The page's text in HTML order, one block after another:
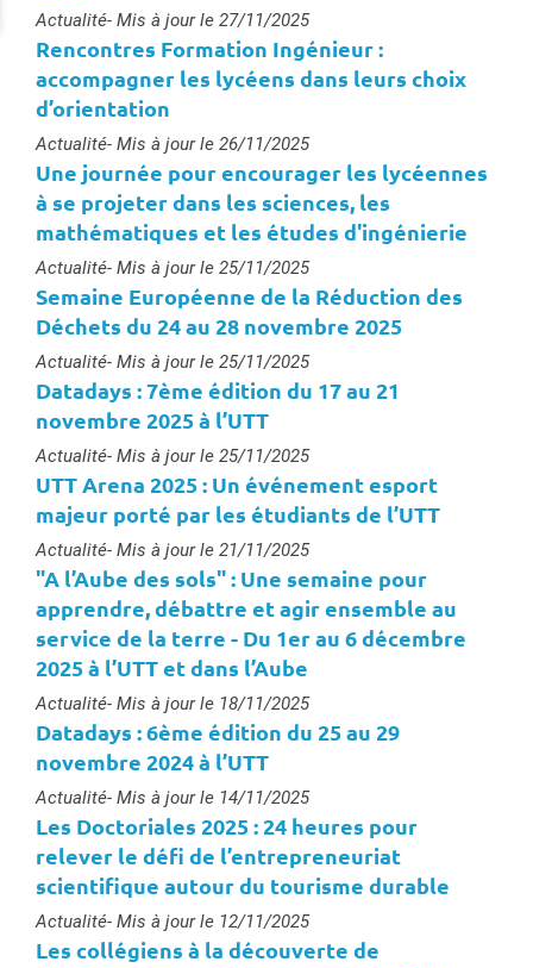
Type :
Actualité- Mis à jour le 27/11/2025
Rencontres Formation Ingénieur :
accompagner les lycéens dans leurs choix
d’orientation
Type :
Actualité- Mis à jour le 26/11/2025
Une journée pour encourager les lycéennes
à se projeter dans les sciences, les
mathématiques et les études d'ingénierie
Type :
Actualité- Mis à jour le 25/11/2025
Semaine Européenne de la Réduction des
Déchets du 24 au 28 novembre 2025
Type :
Actualité- Mis à jour le 25/11/2025
Datadays : 7ème édition du 17 au 21
novembre 2025 à l’UTT
Type :
Actualité- Mis à jour le 25/11/2025
UTT Arena 2025 : Un événement esport
majeur porté par les étudiants de l’UTT
Type :
Actualité- Mis à jour le 21/11/2025
"A l’Aube des sols" : Une semaine pour
apprendre, débattre et agir ensemble au
service de la terre - Du 1er au 6 décembre
2025 à l’UTT et dans l’Aube
Type :
Actualité- Mis à jour le 18/11/2025
Datadays : 6ème édition du 25 au 29
novembre 2024 à l’UTT
Type :
Actualité- Mis à jour le 14/11/2025
Les Doctoriales 2025 : 24 heures pour
relever le défi de l’entrepreneuriat
scientifique autour du tourisme durable
Type :
Actualité- Mis à jour le 12/11/2025
Les collégiens à la découverte de